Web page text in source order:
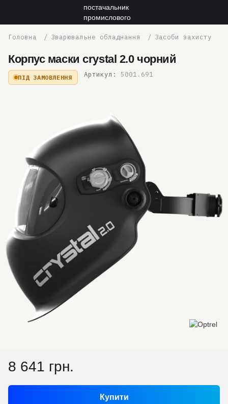
Зварювальне обладнання Засоби захисту
Корпус маски crystal 2.0 чорний
ПІД ЗАМОВЛЕННЯ Артикул: 5001.691
8 641 грн.
Купити